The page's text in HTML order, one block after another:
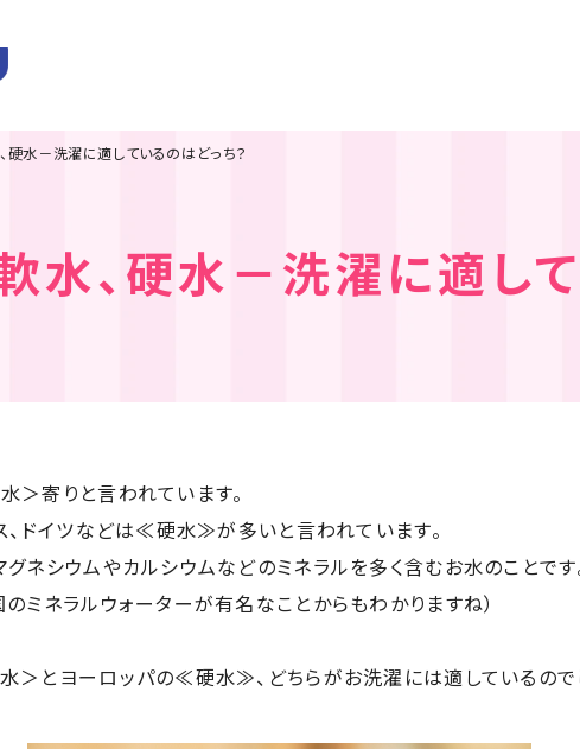
硬水－洗濯に適しているのはどっち？
水、硬水－洗濯に適し
＞寄りと言われています。
、ドイツなどは≪硬水≫が多いと言われています。
ネシウムやカルシウムなどのミネラルを多く含むお水のことです
のミネラルウォーターが有名なことからもわかりますね）
＞とヨーロッパの≪硬水≫、どちらがお洗濯には適しているので